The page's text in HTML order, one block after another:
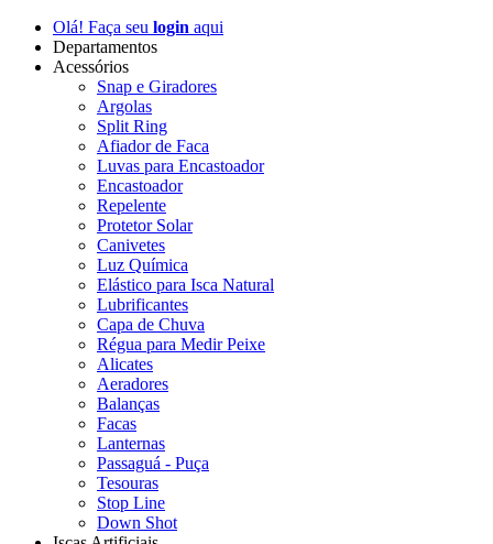
Olá! Faça seu login aqui
Departamentos
Acessórios
Snap e Giradores
Argolas
Split Ring
Afiador de Faca
Luvas para Encastoador
Encastoador
Repelente
Protetor Solar
Canivetes
Luz Química
Elástico para Isca Natural
Lubrificantes
Capa de Chuva
Régua para Medir Peixe
Alicates
Aeradores
Balanças
Facas
Lanternas
Passaguá - Puça
Tesouras
Stop Line
Down Shot